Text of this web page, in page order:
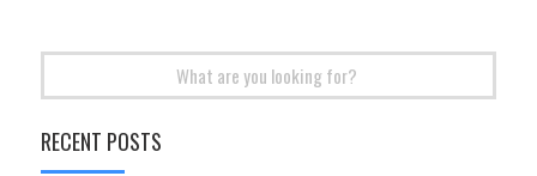
RECENT POSTS